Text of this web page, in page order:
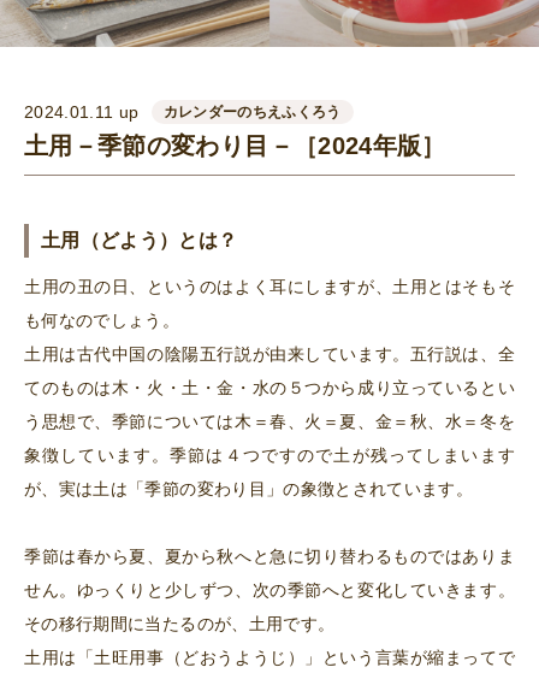
2024.01.11 up カレンダーのちえふくろう
土用－季節の変わり目－［2024年版］
土用（どよう）とは？
土用の丑の日、というのはよく耳にしますが、土用とはそもそ
も何なのでしょう。
土用は古代中国の陰陽五行説が由来しています。五行説は、全
てのものは木・火・土・金・水の５つから成り立っているとい
う思想で、季節については木＝春、火＝夏、金＝秋、水＝冬を
象徴しています。季節は４つですので土が残ってしまいます
が、実は土は「季節の変わり目」の象徴とされています。
季節は春から夏、夏から秋へと急に切り替わるものではありま
せん。ゆっくりと少しずつ、次の季節へと変化していきます。
その移行期間に当たるのが、土用です。
土用は「土旺用事（どおうようじ）」という言葉が縮まってで